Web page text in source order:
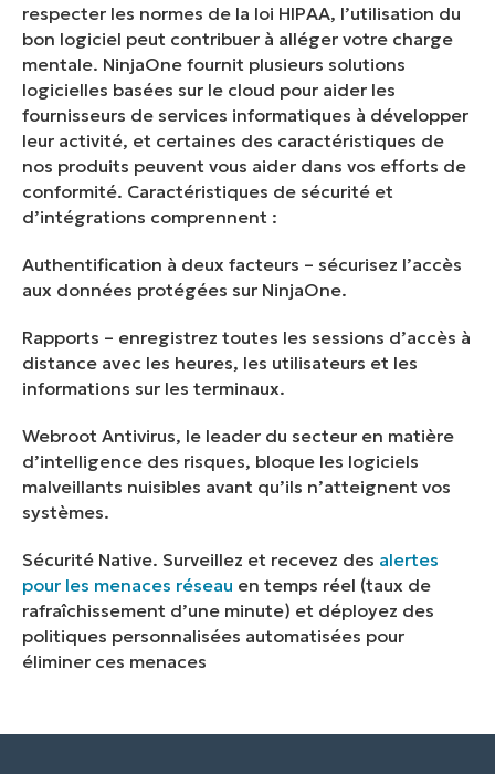
respecter les normes de la loi HIPAA, l’utilisation du
bon logiciel peut contribuer à alléger votre charge
mentale. NinjaOne fournit plusieurs solutions
logicielles basées sur le cloud pour aider les
fournisseurs de services informatiques à développer
leur activité, et certaines des caractéristiques de
nos produits peuvent vous aider dans vos efforts de
conformité. Caractéristiques de sécurité et
d’intégrations comprennent :
Authentification à deux facteurs – sécurisez l’accès
aux données protégées sur NinjaOne.
Rapports – enregistrez toutes les sessions d’accès à
distance avec les heures, les utilisateurs et les
informations sur les terminaux.
Webroot Antivirus, le leader du secteur en matière
d’intelligence des risques, bloque les logiciels
malveillants nuisibles avant qu’ils n’atteignent vos
systèmes.
Sécurité Native. Surveillez et recevez des alertes
pour les menaces réseau en temps réel (taux de
rafraîchissement d’une minute) et déployez des
politiques personnalisées automatisées pour
éliminer ces menaces